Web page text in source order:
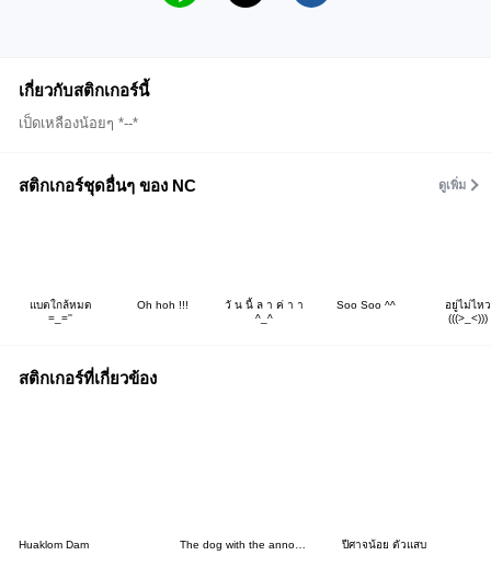
เกี่ยวกับสติกเกอร์นี้
เป็ดเหลืองน้อยๆ *--*
สติกเกอร์ชุดอื่นๆ ของ NC ดูเพิ่ม
แบตใกล้หมด
=_=''
Oh hoh !!!
วั น นี้ ล า ค่ า า
^_^
Soo Soo ^^
อยู่ไม่ไหว
(((>_<)))
สติกเกอร์ที่เกี่ยวข้อง
Huaklom Dam The dog with the annoying face ปีศาจน้อย ตัวแสบ